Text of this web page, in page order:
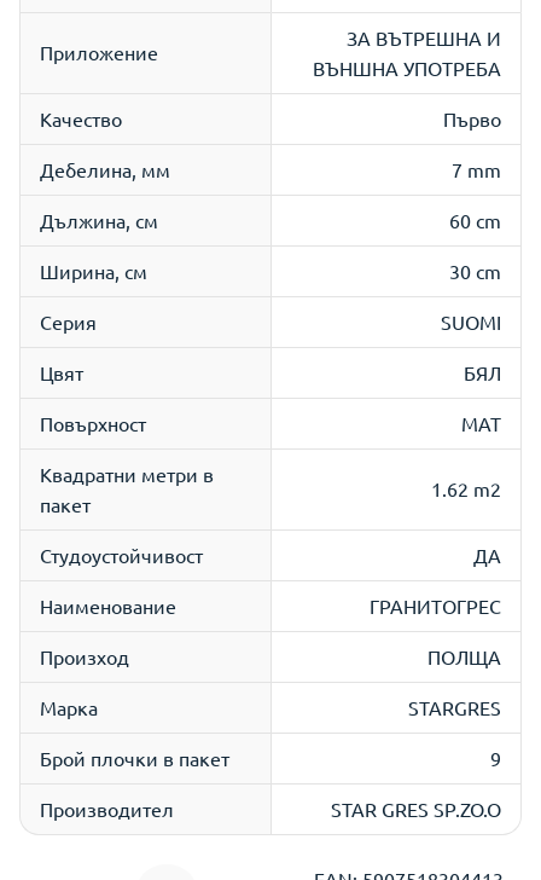
Приложение
ЗА ВЪТРЕШНА И
ВЪНШНА УПОТРЕБА
Качество Първо
Дебелина, мм 7 mm
Дължина, см 60 cm
Ширина, см 30 cm
Серия SUOMI
Цвят БЯЛ
Повърхност МАТ
Квадратни метри в
пакет
1.62 m2
Студоустойчивост ДА
Наименование ГРАНИТОГРЕС
Произход ПОЛЩА
Марка STARGRES
Брой плочки в пакет 9
Производител STAR GRES SP.ZO.O